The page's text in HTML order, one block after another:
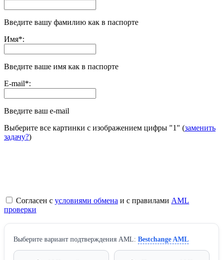
Введите вашу фамилию как в паспорте
Имя*:
Введите ваше имя как в паспорте
E-mail*:
Введите ваш e-mail
Выберите все картинки с изображением цифры "1" (заменить
задачу?)
Согласен с условиями обмена и с правилами AML
проверки
Выберите вариант подтверждения AML: Bestchange AML